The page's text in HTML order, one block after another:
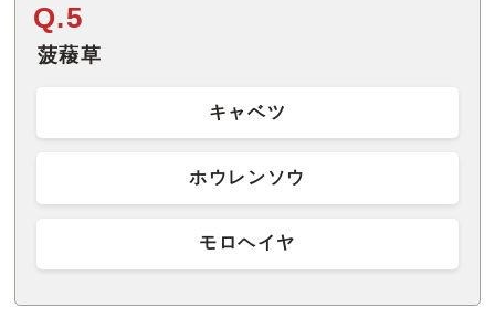
Q.5
菠薐草
キャベツ
ホウレンソウ
モロヘイヤ